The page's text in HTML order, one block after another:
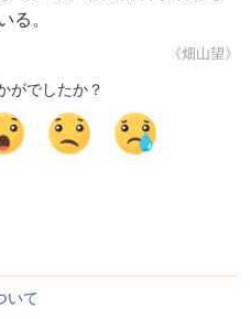
る。
《畑山望》
がでしたか？
いて